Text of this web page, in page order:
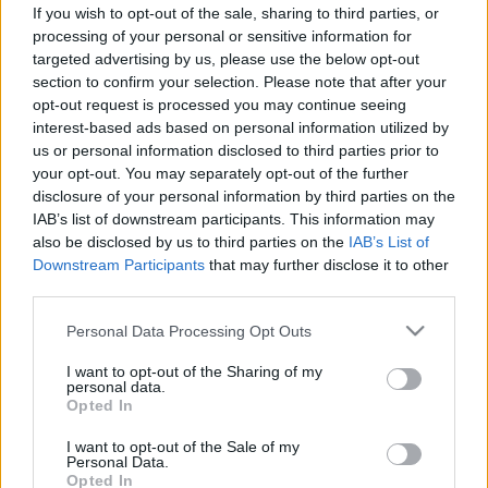
If you wish to opt-out of the sale, sharing to third parties, or
processing of your personal or sensitive information for
targeted advertising by us, please use the below opt-out
section to confirm your selection. Please note that after your
opt-out request is processed you may continue seeing
interest-based ads based on personal information utilized by
us or personal information disclosed to third parties prior to
your opt-out. You may separately opt-out of the further
disclosure of your personal information by third parties on the
IAB’s list of downstream participants. This information may
also be disclosed by us to third parties on the IAB’s List of
Downstream Participants that may further disclose it to other
Please note that this website/app uses one or more Google
not limited to your visit or usage behaviour. You may click to
grant or deny consent to Google and its third-party tags to
use your data for below specified purposes in below Google
consent section.
Personal Data Processing Opt Outs
I want to opt-out of the Sharing of my
personal data.
Opted In
I want to opt-out of the Sale of my
Personal Data.
Opted In